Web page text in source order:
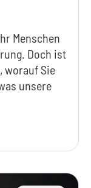
Menschen
Doch ist
worauf Sie
unsere